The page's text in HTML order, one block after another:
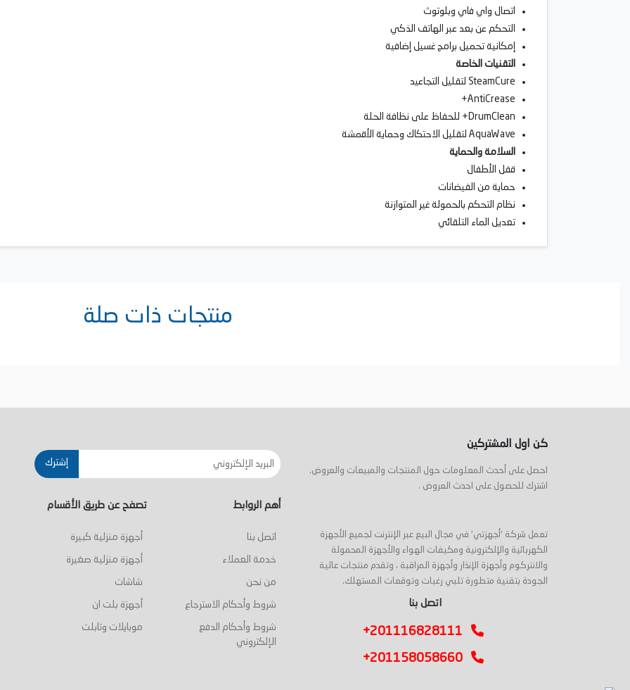
اتصال واي فاي وبلوتوث
التحكم عن بعد عبر الهاتف الذكي
إمكانية تحميل برامج غسيل إضافية
التقنيات الخاصة
SteamCure لتقليل التجاعيد
AntiCrease+
DrumClean+ للحفاظ على نظافة الحلة
AquaWave لتقليل الاحتكاك وحماية الأقمشة
السلامة والحماية
قفل الأطفال
حماية من الفيضانات
نظام التحكم بالحمولة غير المتوازنة
تعديل الماء التلقائي
منتجات ذات صلة
كن اول المشتركين
احصل على أحدث المعلومات حول المنتجات والمبيعات والعروض.
اشترك للحصول على احدث العروض .
إشترك
تعمل شركة 'أجهزتي' في مجال البيع عبر الإنترنت لجميع الأجهزة
الكهربائية والإلكترونية ومكيفات الهواء والأجهزة المحمولة
والانتركوم وأجهزة الإنذار وأجهزة المراقبة ، وتقدم منتجات عالية
الجودة بتقنية متطورة تلبي رغبات وتوقعات المستهلك.
اتصل بنا
+201116828111
+201158058660
أهم الروابط
اتصل بنا
خدمة العملاء
من نحن
شروط وأحكام الاسترجاع
شروط وأحكام الدفع
الإلكتروني
تصفح عن طريق الأقسام
أجهزة منزلية كبيرة
أجهزة منزلية صغيرة
شاشات
أجهزة بلت ان
موبايلات وتابلت